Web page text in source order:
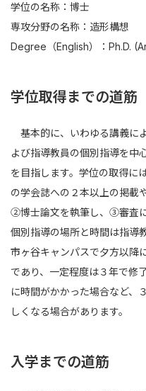
学位の名称：博士
専攻分野の名称：造形構想
Degree（English）：Ph.D.
学位取得までの道筋
基本的に、いわゆる講義に
よび指導教員の個別指導を中
を目指します。学位の取得に
の学会誌への２本以上の掲載
②博士論文を執筆し、③審査
個別指導の場所と時間は指導
市ヶ谷キャンパスで夕方以降
であり、一定程度は３年で修
に時間がかかった場合など、
しくなる場合があります。
入学までの道筋